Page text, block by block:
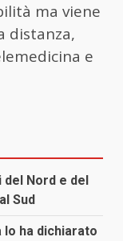
ma viene
distanza,
e
del Nord e del
Sud
lo ha dichiarato